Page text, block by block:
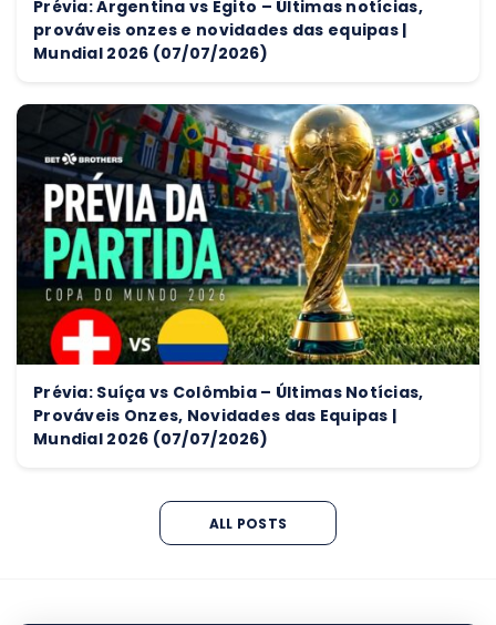
Prévia: Argentina vs Egito – Últimas notícias,
prováveis onzes e novidades das equipas |
Mundial 2026 (07/07/2026)
Prévia: Suíça vs Colômbia – Últimas Notícias,
Prováveis Onzes, Novidades das Equipas |
Mundial 2026 (07/07/2026)
ALL POSTS